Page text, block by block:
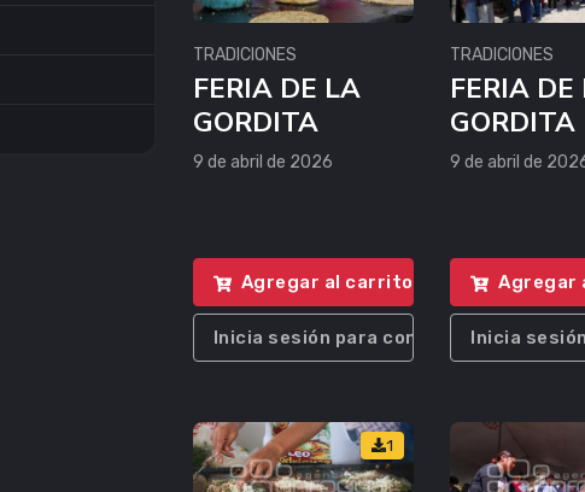
TRADICIONES
FERIA DE LA
GORDITA
9 de abril de 2026
Agregar al carrito
Inicia sesión para comprar
TRADICIONES
FERIA DE
GORDITA
9 de abril de
Agregar
Inicia
1